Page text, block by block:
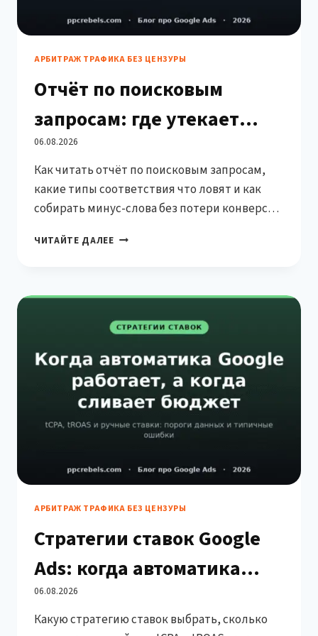
АРБИТРАЖ ТРАФИКА БЕЗ ЦЕНЗУРЫ
Отчёт по поисковым
запросам: где утекает
рекламный бюджет
06.08.2026
Как читать отчёт по поисковым запросам,
какие типы соответствия что ловят и как
собирать минус-слова без потери конверсий.
ЧИТАЙТЕ ДАЛЕЕОТЧЁТ
ГДЕ
РЕКЛАМНЫЙ
АРБИТРАЖ ТРАФИКА БЕЗ ЦЕНЗУРЫ
Стратегии ставок Google
Ads: когда автоматика
работает, а когда сливает
бюджет
06.08.2026
Какую стратегию ставок выбрать, сколько